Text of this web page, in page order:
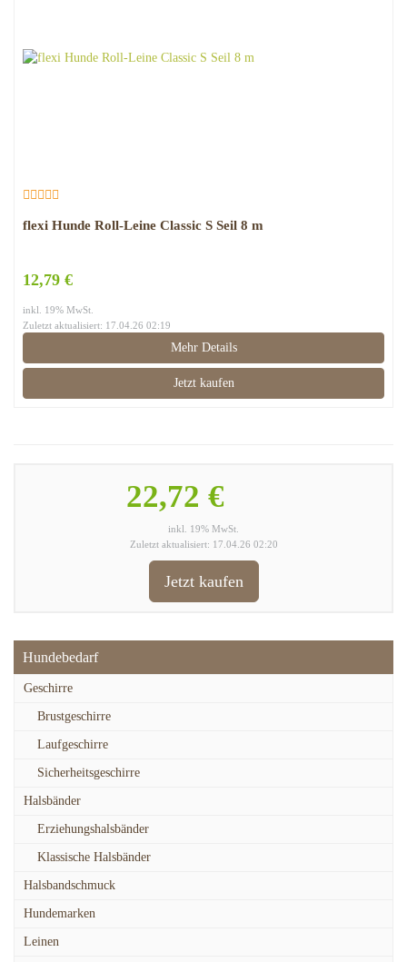
flexi Hunde Roll-Leine Classic S Seil 8 m
12,79 €
inkl. 19% MwSt.
Zuletzt aktualisiert: 17.04.26 02:19
Mehr Details
Jetzt kaufen
22,72 €
inkl. 19% MwSt.
Zuletzt aktualisiert: 17.04.26 02:20
Jetzt kaufen
Hundebedarf
Geschirre
Brustgeschirre
Laufgeschirre
Sicherheitsgeschirre
Halsbänder
Erziehungshalsbänder
Klassische Halsbänder
Halsbandschmuck
Hundemarken
Leinen